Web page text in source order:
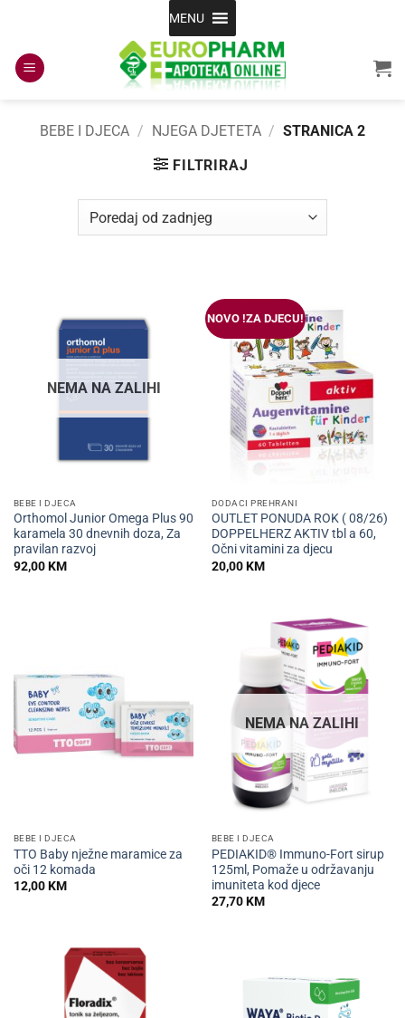
content
MENU
BEBE I DJECA / NJEGA DJETETA / STRANICA 2
FILTRIRAJ
NEMA NA ZALIHI
BEBE I DJECA
Orthomol Junior Omega Plus 90
karamela 30 dnevnih doza, Za
pravilan razvoj
92,00KM
NOVO !ZA DJECU!
DODACI PREHRANI
OUTLET PONUDA ROK ( 08/26)
DOPPELHERZ AKTIV tbl a 60,
Očni vitamini za djecu
20,00KM
BEBE I DJECA
TTO Baby nježne maramice za
oči 12 komada
12,00KM
NEMA NA ZALIHI
BEBE I DJECA
PEDIAKID® Immuno-Fort sirup
125ml, Pomaže u održavanju
imuniteta kod djece
27,70KM